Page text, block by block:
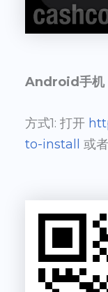
Android手机
方式1: 打开
to-install
或